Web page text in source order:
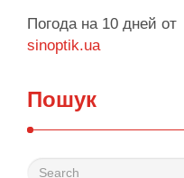
Погода на 10 дней от
sinoptik.ua
Пошук